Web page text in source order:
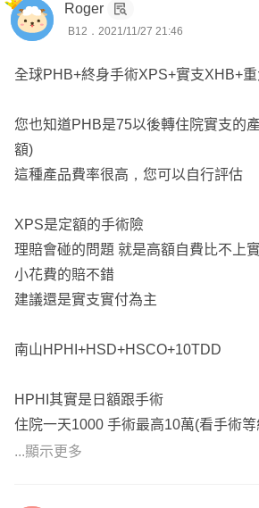
當程度的手術理賠
這些 條款差異 是保費換不回來的，比
實費率相對 合理喔：）
XDE 是一次性給付的商品，著重在給
足，當身邊的儲蓄增加 是可以考慮調
此外，這已經是現在銷售的重大傷病險
現有規劃沒有看到癌症保障，可能小時
規劃了
要留意 罹患癌症的初次罹患保險金有
此外 學生 與 警察的職業別一定不同 小
才不會造成短賠 或拒賠的情況
『但南山業務強調他們手術項目比較
Roger
B12．2021/11/27 21:46
全球PHB+終身手術XPS+實支XHB+
您也知道PHB是75以後轉住院實支的
額)
這種產品費率很高，您可以自行評估
XPS是定額的手術險
理賠會碰的問題 就是高額自費比不上
小花費的賠不錯
建議還是實支實付為主
南山HPHI+HSD+HSCO+10TDD
HPHI其實是日額跟手術
住院一天1000 手術最高10萬(看手術等
這類產品您可以想成是PHB+XPS何在
...顯示更多